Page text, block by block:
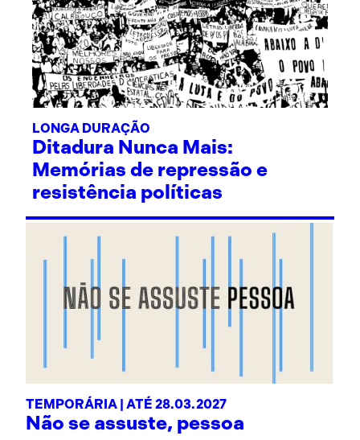
LONGA DURAÇÃO
Ditadura Nunca Mais:
Memórias de repressão e
resistência políticas
TEMPORÁRIA | ATÉ 28.03.2027
Não se assuste, pessoa